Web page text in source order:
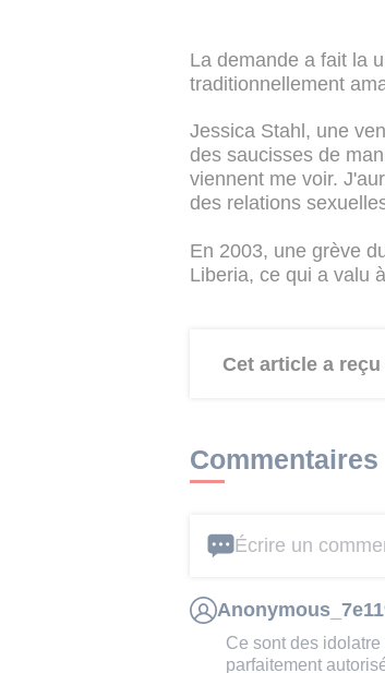
La demande a fait la
traditionnellement
Jessica Stahl, une
des saucisses de
viennent me voir.
des relations
En 2003, une grève
Liberia, ce qui a valu
Cet article a
Commentaires
Écrire un
Ce sont des
parfaitement